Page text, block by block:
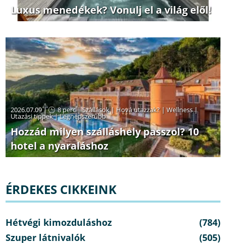
Luxus menedékek? Vonulj el a világ elől!
2026.07.09 | 8 perc|Szállások| Hová utazzak? |Wellness|
Utazási tippek|Legnépszerűbb
Hozzád milyen szálláshely passzol? 10
hotel a nyaraláshoz
ÉRDEKES CIKKEINK
Hétvégi kimozduláshoz
(784)
Szuper látnivalók
(505)